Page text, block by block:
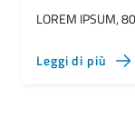
LOREM IPSUM,
Leggi di più